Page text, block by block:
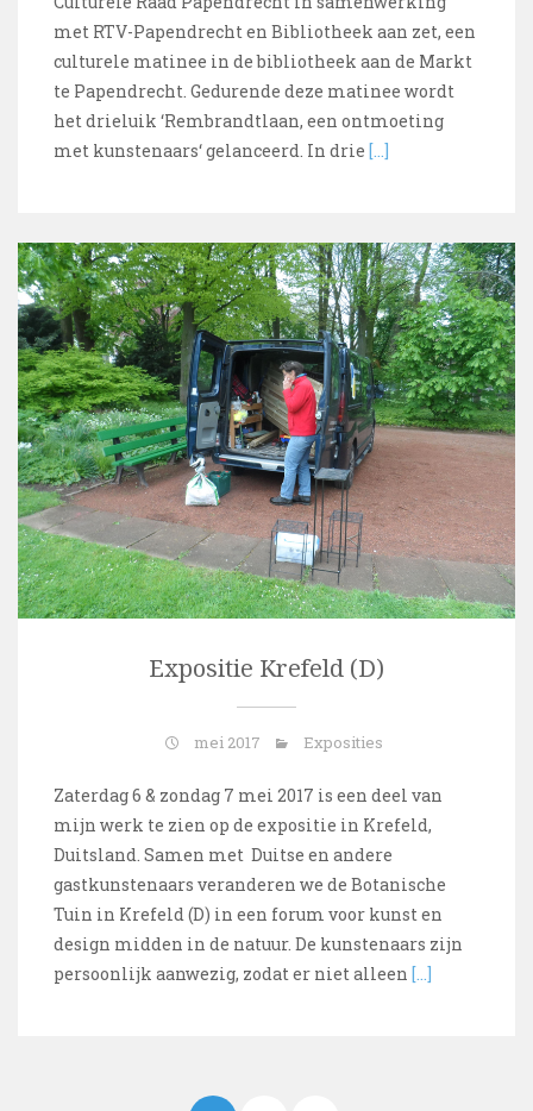
met RTV-Papendrecht en Bibliotheek aan zet, een
culturele matinee in de bibliotheek aan de Markt
te Papendrecht. Gedurende deze matinee wordt
het drieluik ‘Rembrandtlaan, een ontmoeting
met kunstenaars‘ gelanceerd. In drie […]
Expositie Krefeld (D)
mei 2017 Exposities
Zaterdag 6 & zondag 7 mei 2017 is een deel van
mijn werk te zien op de expositie in Krefeld,
Duitsland. Samen met Duitse en andere
gastkunstenaars veranderen we de Botanische
Tuin in Krefeld (D) in een forum voor kunst en
design midden in de natuur. De kunstenaars zijn
persoonlijk aanwezig, zodat er niet alleen […]